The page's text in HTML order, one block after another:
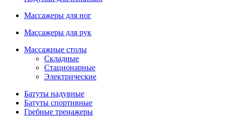
Массажеры для ног
Массажеры для рук
Массажные столы
Складные
Стационарные
Электрические
Батуты надувные
Батуты спортивные
Гребные тренажеры